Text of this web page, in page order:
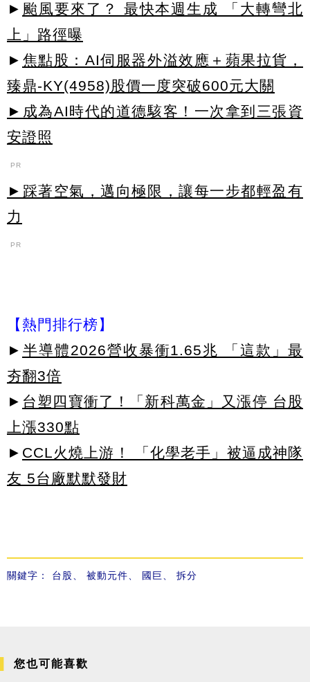
► 颱風要來了？ 最快本週生成 「大轉彎北
上」路徑曝
► 焦點股：AI伺服器外溢效應＋蘋果拉貨，
臻鼎-KY(4958)股價一度突破600元大關
►成為AI時代的道德駭客！一次拿到三張資
安證照
PR
►踩著空氣，邁向極限，讓每一步都輕盈有
力
PR
【熱門排行榜】
► 半導體2026營收暴衝1.65兆 「這款」最
夯翻3倍
► 台塑四寶衝了！「新科萬金」又漲停 台股
上漲330點
► CCL火燒上游！ 「化學老手」被逼成神隊
友 5台廠默默發財
關鍵字： 台股、 被動元件、 國巨、 拆分
您也可能喜歡